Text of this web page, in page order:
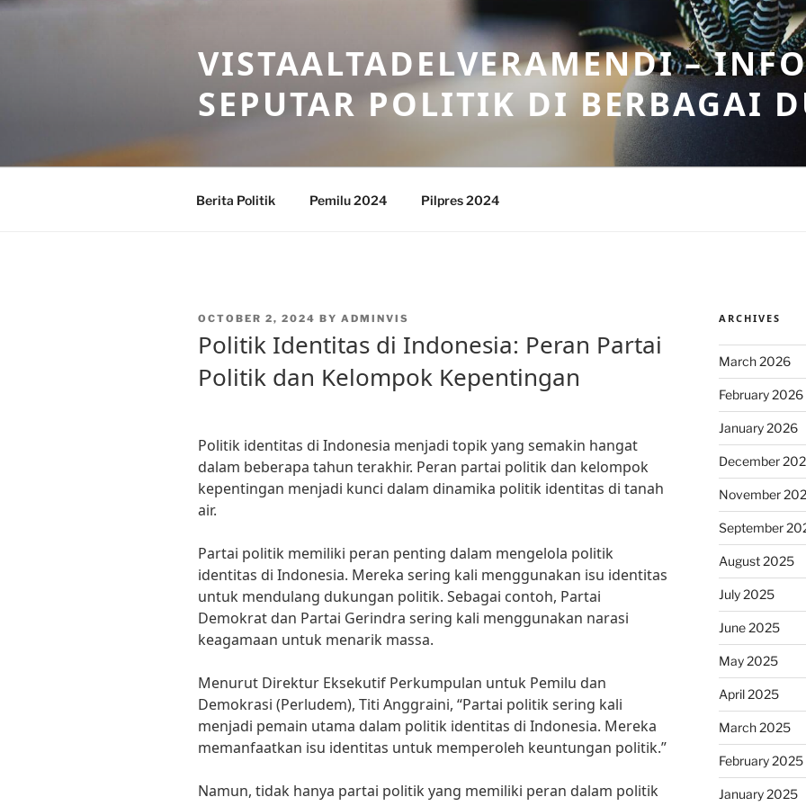
Skip
VISTAALTADELVERAMENDI –
SEPUTAR POLITIK DI BERBAGAI
Berita Politik Pemilu 2024 Pilpres 2024
POSTED
OCTOBER 2, 2024 BY ADMINVIS
Politik Identitas di Indonesia: Peran Partai
Politik dan Kelompok Kepentingan
Politik identitas di Indonesia menjadi topik yang semakin hangat
dalam beberapa tahun terakhir. Peran partai politik dan kelompok
kepentingan menjadi kunci dalam dinamika politik identitas di tanah
air.
Partai politik memiliki peran penting dalam mengelola politik
identitas di Indonesia. Mereka sering kali menggunakan isu identitas
untuk mendulang dukungan politik. Sebagai contoh, Partai
Demokrat dan Partai Gerindra sering kali menggunakan narasi
keagamaan untuk menarik massa.
Menurut Direktur Eksekutif Perkumpulan untuk Pemilu dan
Demokrasi (Perludem), Titi Anggraini, “Partai politik sering kali
menjadi pemain utama dalam politik identitas di Indonesia. Mereka
memanfaatkan isu identitas untuk memperoleh keuntungan politik.”
Namun, tidak hanya partai politik yang memiliki peran dalam politik
ARCHIVES
March 2026
February 2026
January 2026
December
November
September
August 2025
July 2025
June 2025
May 2025
April 2025
March 2025
February 2025
January 2025